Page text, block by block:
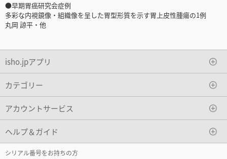
●早期胃癌研究会症例
多彩な内視鏡像・組織像を呈した胃型形質を示す胃上皮性腫瘍の1例
丸岡 諒平・他
isho.jpアプリ
カテゴリー
アカウントサービス
ヘルプ＆ガイド
シリアル番号をお持ちの方